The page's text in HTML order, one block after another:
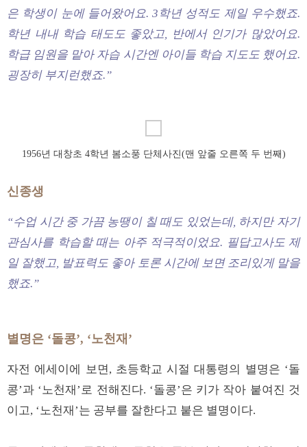
은 학생이 눈에 들어왔어요. 3학년 성적도 제일 우수했죠.
학년 내내 학습 태도도 좋았고, 반에서 인기가 많았어요.
학급 임원을 맡아 자습 시간엔 아이들 학습 지도도 했어요.
굉장히 부지런했죠.”
1956년 대창초 4학년 봄소풍 단체사진(맨 앞줄 오른쪽 두 번째)
신종생
“수업 시간 중 가끔 농땡이 칠 때도 있었는데, 하지만 자기
관심사를 학습할 때는 아주 적극적이었요. 필답고사도 제
일 잘했고, 발표력도 좋아 토론 시간에 보면 조리있게 말을
했죠.”
별명은 ‘돌콩’, ‘노천재’
자전 에세이에 보면, 초등학교 시절 대통령의 별명은 ‘돌
콩’과 ‘노천재’로 전해진다. ‘돌콩’은 키가 작아 붙여진 것
이고, ‘노천재’는 공부를 잘한다고 붙은 별명이다.